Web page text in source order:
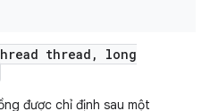
thread ,
long
được chỉ định sau một